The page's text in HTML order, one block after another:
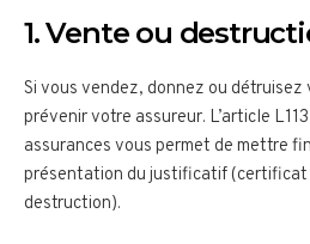
1. Vente ou
Si vous vendez, donnez ou
prévenir votre assureur. L’article
assurances vous permet de mettre
présentation du justificatif (certificat
destruction).